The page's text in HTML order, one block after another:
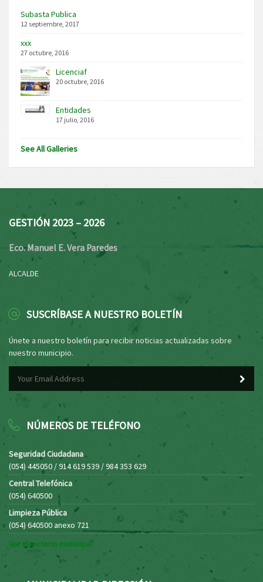
Subasta Publica
12 septiembre, 2017
xxx
27 octubre, 2016
Licenciaf
20 octubre, 2016
Entidades
17 julio, 2016
See All Galleries
GESTIÓN 2023 – 2026
Eco. Manuel E. Vera Paredes
ALCALDE
SUSCRÍBASE A NUESTRO BOLETÍN
Únete a nuestro boletín para recibir noticias actualizadas sobre
nuestro municipio.
NÚMEROS DE TELÉFONO
Seguridad Ciudadana
(054) 445050 / 914 619 539 / 984 353 629
Central Telefónica
(054) 640500
Limpieza Pública
(054) 640500 anexo 721
Ver directorio municipal